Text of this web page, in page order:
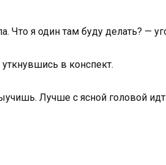
Что я один там буду делать? —
в конспект.
Лучше с ясной головой